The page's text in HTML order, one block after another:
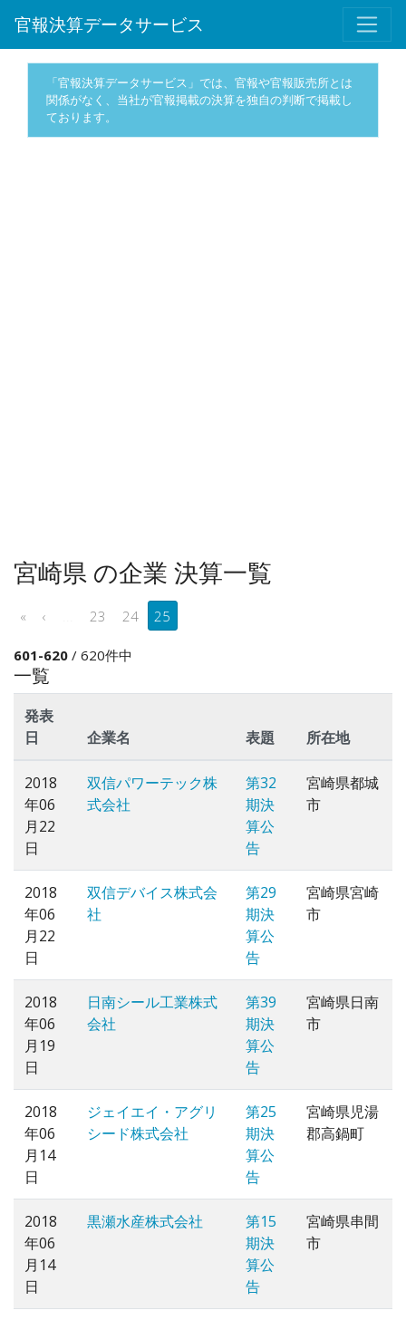
官報決算データサービス
「官報決算データサービス」では、官報や官報販売所とは
関係がなく、当社が官報掲載の決算を独自の判断で掲載し
ております。
宮崎県 の企業 決算一覧
« ‹ 23 24 25
601-620 / 620件中
一覧
発表
日
企業名 表題 所在地
2018
年06
月22
日
双信パワーテック株
式会社
第32
期決
算公
告
宮崎県都城
市
2018
年06
月22
日
双信デバイス株式会
社
第29
期決
算公
告
宮崎県宮崎
市
2018
年06
月19
日
日南シール工業株式
会社
第39
期決
算公
告
宮崎県日南
市
2018
年06
月14
日
ジェイエイ・アグリ
シード株式会社
第25
期決
算公
告
宮崎県児湯
郡高鍋町
2018
年06
月14
日
黒瀬水産株式会社
第15
期決
算公
告
宮崎県串間
市